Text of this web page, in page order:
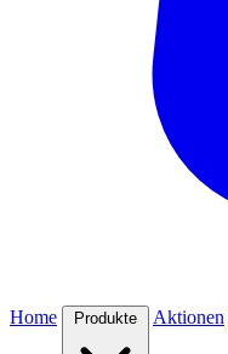
Home Produkte Aktionen